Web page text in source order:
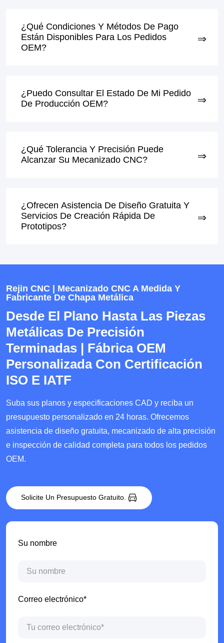
¿Qué Condiciones Y Métodos De Pago
Están Disponibles Para Los Pedidos
OEM?
¿Puedo Consultar El Estado De Mi Pedido
De Producción OEM?
¿Qué Tolerancia Y Precisión Puede
Alcanzar Su Mecanizado CNC?
¿Ofrecen Asistencia De Diseño Gratuita Y
Servicios De Creación Rápida De
Prototipos?
Rejin CNC | Mecanizado CNC A Medida Y
Fabricante De Chapa Metálica
Desde El Plano Hasta Las Piezas
Metálicas De Precisión
Terminadas | Fábrica OEM
Personalizada Con Certificación
ISO E IATF
Suba sus planos y especificaciones CAD y reciba un
presupuesto personalizado en 24 horas. Ofrecemos
asistencia de diseño gratuita, mecanizado de alta precisión
e inspección de calidad completa para todos los pedidos
OEM.
Solicite Un Presupuesto Gratuito.
Su nombre
Correo electrónico*